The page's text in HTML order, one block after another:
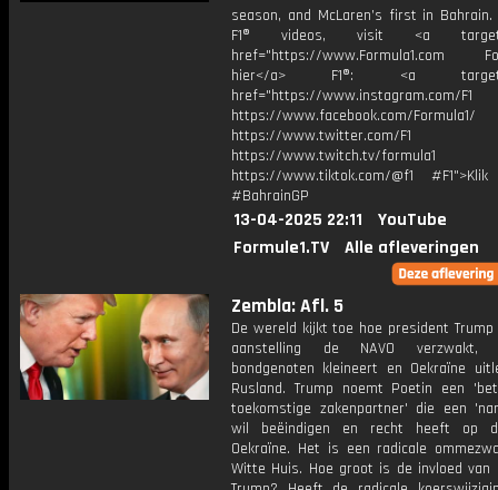
season, and McLaren’s first in
F1® videos, visit <a
href="https://www.Formula1.com
hier</a> F1®: <a
href="https://www.instagram.com/F1
https://www.facebook.com/Formula1/
https://www.twitter.com/F1
https://www.twitch.tv/formula1
https://www.tiktok.com/@f1
#BahrainGP
13-04-2025 22:11
YouTube
Formule1.TV
Alle afleveringen
Zembla: Afl. 5
De wereld kijkt toe hoe president
aanstelling de NAVO verzwakt,
bondgenoten kleineert en Oekraïne
Rusland. Trump noemt Poetin een
toekomstige zakenpartner' die een
wil beëindigen en recht heeft op
Oekraïne. Het is een radicale
Witte Huis. Hoe groot is de invloed van